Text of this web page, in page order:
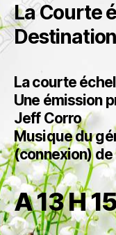
La Courte
La courte
Une émission
Jeff Corro
Musique du
(connexion) de
A 13 H